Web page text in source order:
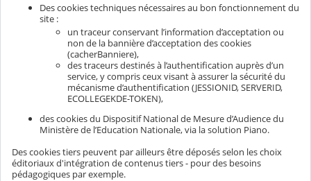
Des cookies techniques nécessaires au bon fonctionnement du
site :
un traceur conservant l’information d’acceptation ou
non de la bannière d’acceptation des cookies
(cacherBanniere),
des traceurs destinés à l’authentification auprès d’un
service, y compris ceux visant à assurer la sécurité du
mécanisme d’authentification (JESSIONID, SERVERID,
ECOLLEGEKDE-TOKEN),
des cookies du Dispositif National de Mesure d’Audience du
Ministère de l’Education Nationale, via la solution Piano.
Des cookies tiers peuvent par ailleurs être déposés selon les choix
éditoriaux d'intégration de contenus tiers - pour des besoins
pédagogiques par exemple.